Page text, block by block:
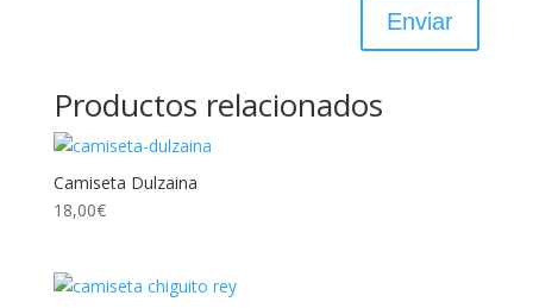
Productos relacionados
Camiseta Dulzaina
18,00€